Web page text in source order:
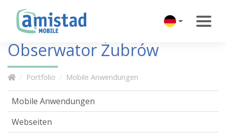
Obserwator Żubrów
Portfolio Mobile Anwendungen
Mobile Anwendungen
Webseiten